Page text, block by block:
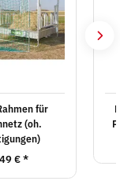
für
(oh.
€*